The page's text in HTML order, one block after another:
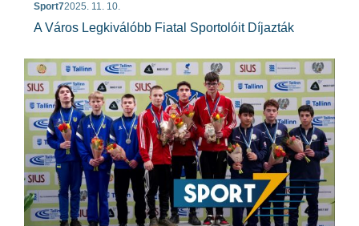
Sport72025. 11. 10.
A Város Legkiválóbb Fiatal Sportolóit Díjazták